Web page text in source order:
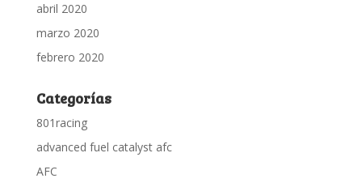
abril 2020
marzo 2020
febrero 2020
Categorías
801racing
advanced fuel catalyst afc
AFC